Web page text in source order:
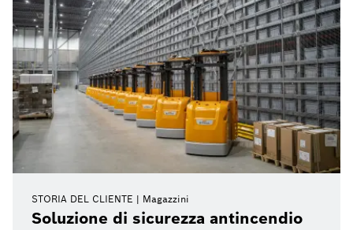
STORIA DEL CLIENTE Magazzini
Soluzione di sicurezza antincendio